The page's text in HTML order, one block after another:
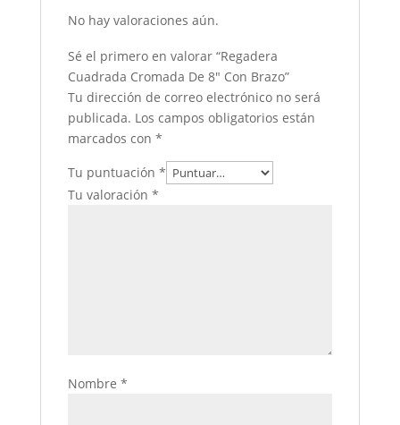
No hay valoraciones aún.
Sé el primero en valorar “Regadera
Cuadrada Cromada De 8″ Con Brazo”
Tu dirección de correo electrónico no será
publicada. Los campos obligatorios están
marcados con *
Tu puntuación *
Tu valoración *
Nombre *